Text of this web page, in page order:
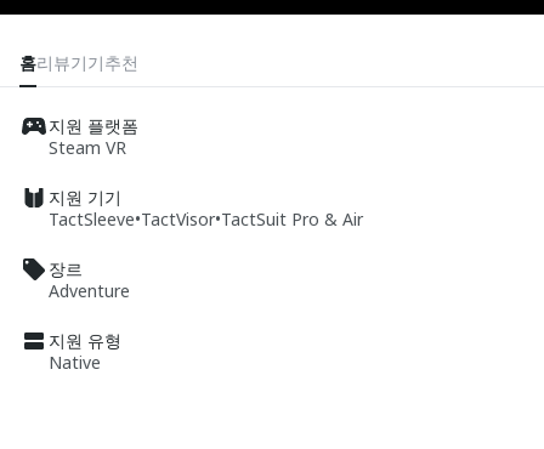
홈리뷰기기추천
지원 플랫폼
Steam VR
지원 기기
TactSleeve•TactVisor•TactSuit Pro & Air
장르
Adventure
지원 유형
Native